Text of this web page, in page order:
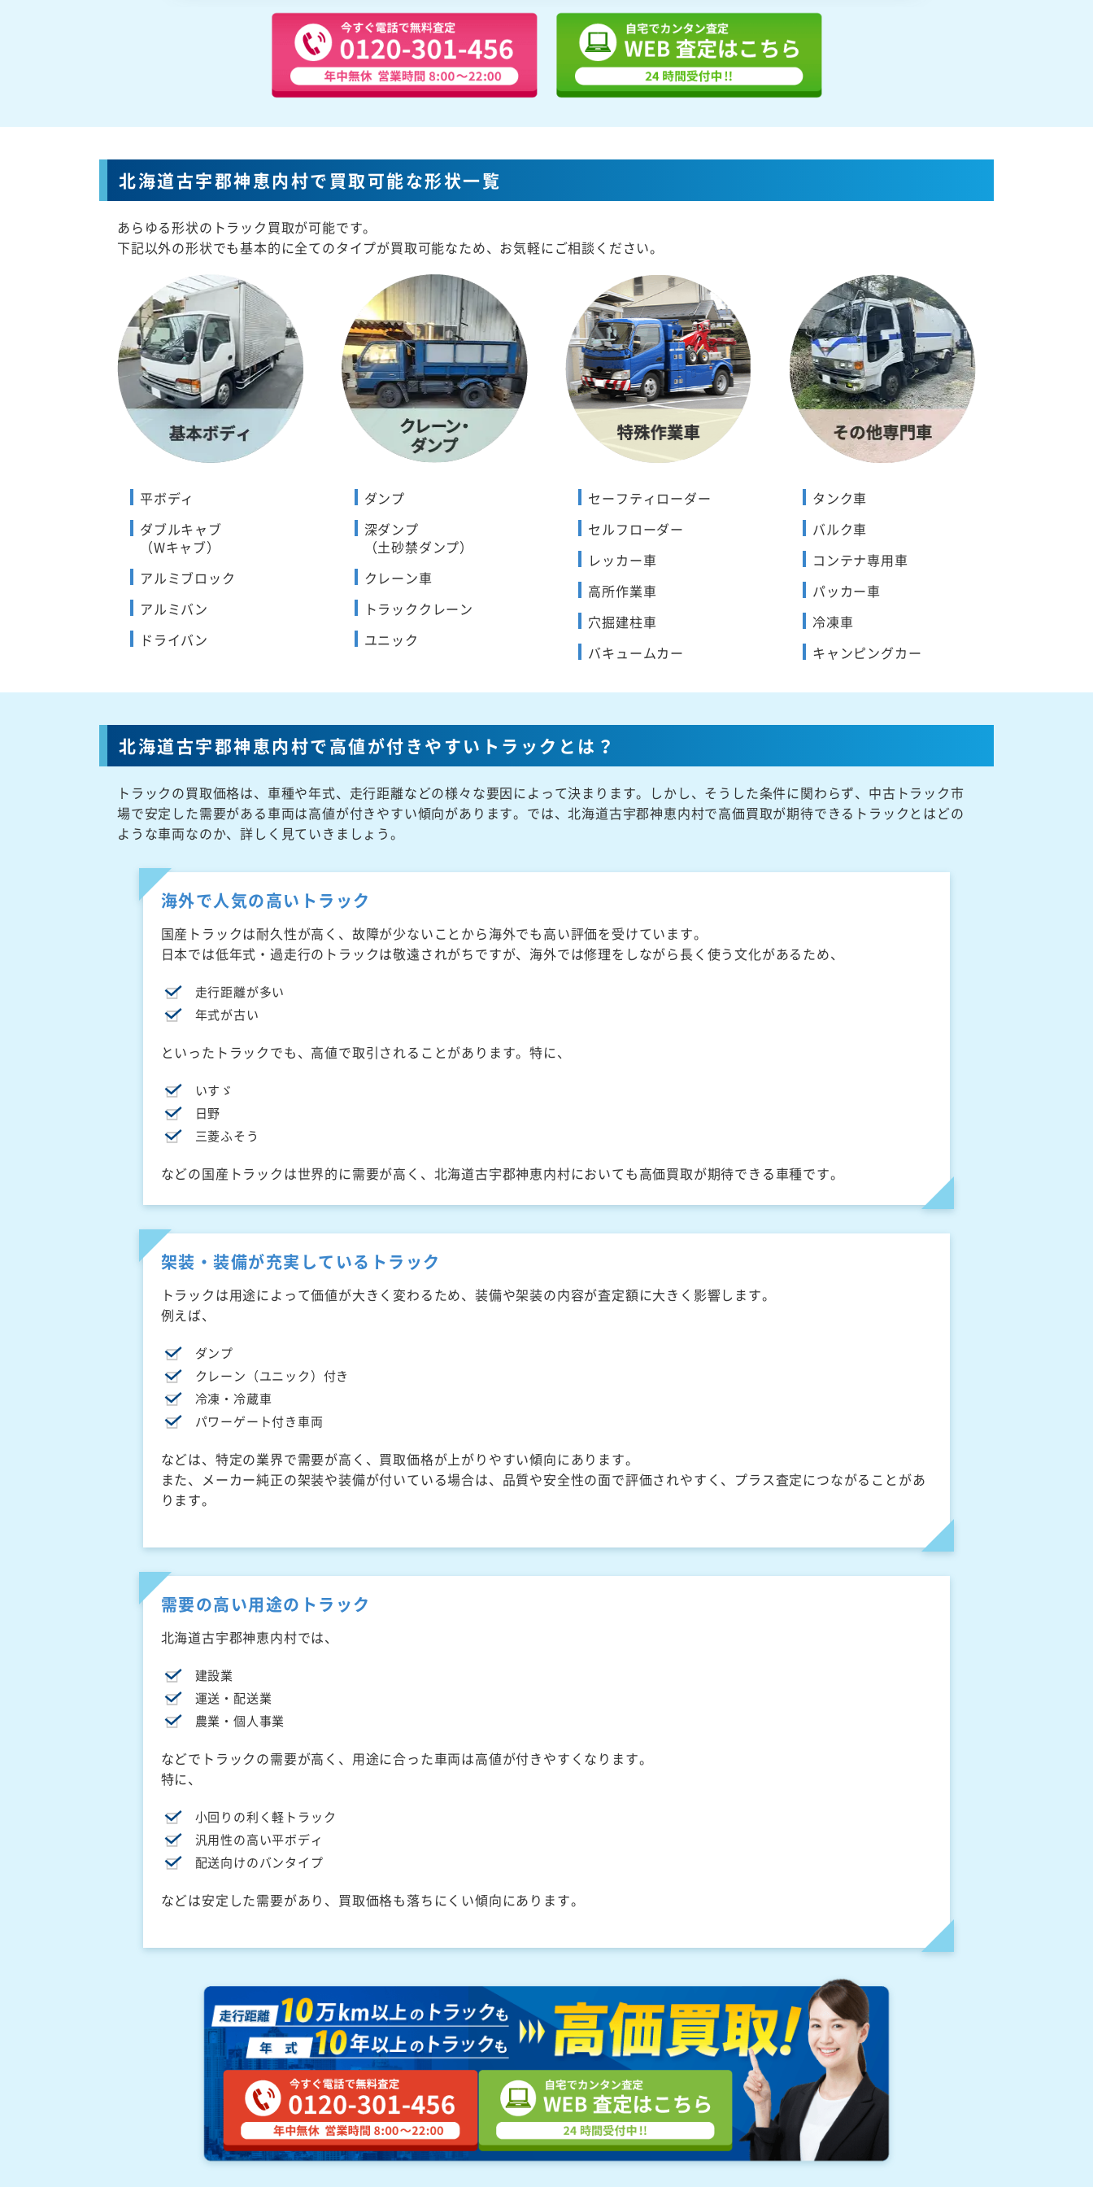
北海道古宇郡神恵内村で買取可能な形状一覧
あらゆる形状のトラック買取が可能です。
下記以外の形状でも基本的に全てのタイプが買取可能なため、お気軽にご相談ください。
平ボディ
ダブルキャブ
（Wキャブ）
アルミブロック
アルミバン
ドライバン
ダンプ
深ダンプ
（土砂禁ダンプ）
クレーン車
トラッククレーン
ユニック
セーフティローダー
セルフローダー
レッカー車
高所作業車
穴掘建柱車
バキュームカー
タンク車
バルク車
コンテナ専用車
パッカー車
冷凍車
キャンピングカー
北海道古宇郡神恵内村で高値が付きやすいトラックとは？
トラックの買取価格は、車種や年式、走行距離などの様々な要因によって決まります。しかし、そうした条件に関わらず、中古トラック市
場で安定した需要がある車両は高値が付きやすい傾向があります。では、北海道古宇郡神恵内村で高価買取が期待できるトラックとはどの
ような車両なのか、詳しく見ていきましょう。
海外で人気の高いトラック
国産トラックは耐久性が高く、故障が少ないことから海外でも高い評価を受けています。
日本では低年式・過走行のトラックは敬遠されがちですが、海外では修理をしながら長く使う文化があるため、
走行距離が多い
年式が古い
といったトラックでも、高値で取引されることがあります。特に、
いすゞ
日野
三菱ふそう
などの国産トラックは世界的に需要が高く、北海道古宇郡神恵内村においても高価買取が期待できる車種です。
架装・装備が充実しているトラック
トラックは用途によって価値が大きく変わるため、装備や架装の内容が査定額に大きく影響します。
例えば、
ダンプ
クレーン（ユニック）付き
冷凍・冷蔵車
パワーゲート付き車両
などは、特定の業界で需要が高く、買取価格が上がりやすい傾向にあります。
また、メーカー純正の架装や装備が付いている場合は、品質や安全性の面で評価されやすく、プラス査定につながることがあ
ります。
需要の高い用途のトラック
北海道古宇郡神恵内村では、
建設業
運送・配送業
農業・個人事業
などでトラックの需要が高く、用途に合った車両は高値が付きやすくなります。
特に、
小回りの利く軽トラック
汎用性の高い平ボディ
配送向けのバンタイプ
などは安定した需要があり、買取価格も落ちにくい傾向にあります。